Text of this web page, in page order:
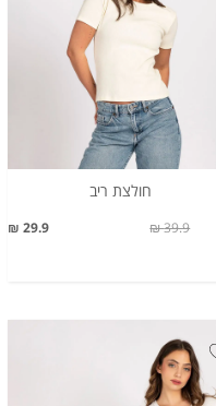
חולצת ריב
29.9 ₪ 39.9 ₪